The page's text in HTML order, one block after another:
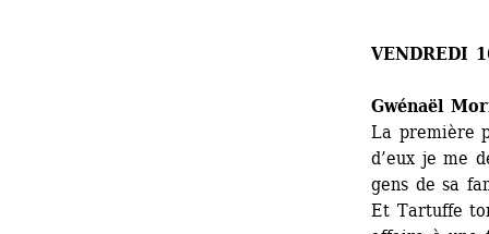
VENDREDI
Gwénaël
La première
d’eux je me
gens de sa
Et Tartuffe